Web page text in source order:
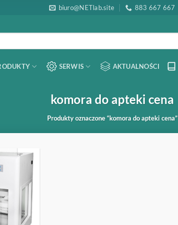
biuro@NETlab.site 883 667 667
SERWIS AKTUALNOŚCI
komora do apteki cena
Produkty oznaczone “komora do apteki cena”